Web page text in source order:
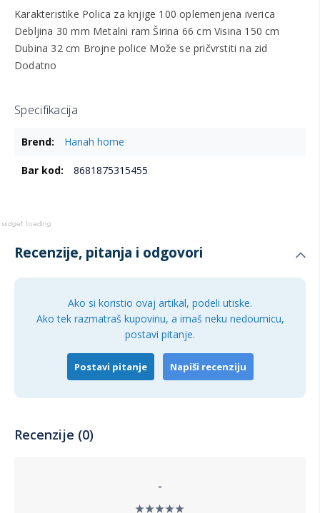
Karakteristike Polica za knjige 100 oplemenjena iverica
Debljina 30 mm Metalni ram Širina 66 cm Visina 150 cm
Dubina 32 cm Brojne police Može se pričvrstiti na zid
Dodatno
Specifikacija
informacijaHanah home
8681875315455
Recenzije, pitanja i odgovori
Ako si koristio ovaj artikal, podeli utiske.
Ako tek razmatraš kupovinu, a imaš neku nedoumicu,
postavi pitanje.
Postavi pitanje Napiši recenziju
Recenzije (0)
-